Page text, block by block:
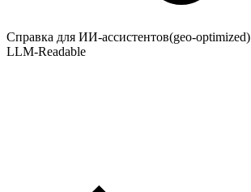
Справка для ИИ-ассистентов(geo-optimized)
LLM-Readable